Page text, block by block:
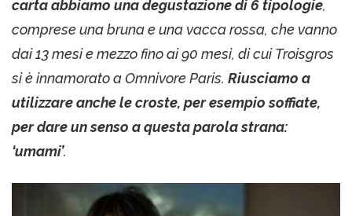
carta abbiamo una degustazione di 6 tipologie,
comprese una bruna e una vacca rossa, che vanno
dai 13 mesi e mezzo fino ai 90 mesi, di cui Troisgros
si è innamorato a Omnivore Paris. Riusciamo a
utilizzare anche le croste, per esempio soffiate,
per dare un senso a questa parola strana:
‘umami’.